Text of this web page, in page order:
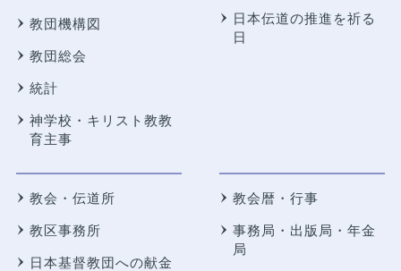
教団機構図
教団総会
統計
神学校・キリスト教教
育主事
日本伝道の推進を祈る
日
教会・伝道所
教区事務所
日本基督教団への献金
教会暦・行事
事務局・出版局・年金
局